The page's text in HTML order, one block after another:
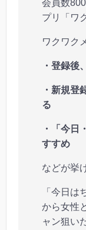
会員数
プリ「ワ
ワクワク
・登録後
・新規登
る
・「今日
すすめ
などが挙
「今日は
から女性
ャン狙い